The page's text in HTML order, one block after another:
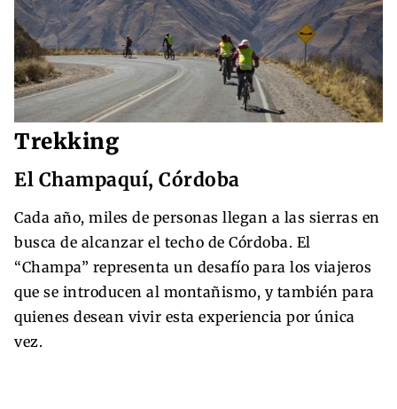
Trekking
El Champaquí, Córdoba
Cada año, miles de personas llegan a las sierras en
busca de alcanzar el techo de Córdoba. El
“Champa” representa un desafío para los viajeros
que se introducen al montañismo, y también para
quienes desean vivir esta experiencia por única
vez.